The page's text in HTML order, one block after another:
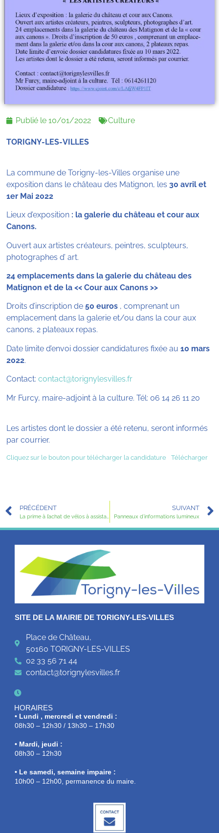
Publié le10/01/2022 Culture
TORIGNY-LES-VILLES
La commune de Torigny-les-Villes organise une
exposition dans le château des Matignon, les30 avril et
1er Mai 2022
Lieux d’exposition : la galerie du château et cour aux
Canons.
Ouvert aux artistes créateurs, peintres, sculpteurs,
photographes d’ art.
24 emplacements dans la galerie du château des
Matignon et de la << Cour aux Canons >>
Droits d’inscription de50 euros , comprenant un
emplace­ment dans la galerie et/ou dans la cour aux
canons, 2 plateaux repas.
Date limite d’envoi dossier candidatures fixée au10 mars
2022.
Contact:contact@torignylesvilles.fr
Mr Furcy, maire-adjoint à la culture. Tél: 06 14 26 11 20
Les artistes dont le dossier a été retenu, seront informés
par courrier.
Cliquez sur le bouton pour télécharger la candidature Télécharger
PRÉCÉDENT
La prime à l’achat de vélos à assistance électrique proposée par Saint-Lô Agglo est reconduite en 2022.
SUIVANT
Panneaux d’informations lumineux
SITE DE LA MAIRIE DE TORIGNY-LES-VILLES
Place de Château,
50160 TORIGNY-LES-VILLES
02 33 56 71 44
contact@torignylesvilles.fr
HORAIRES
• Lundi , mercredi et vendredi :
08h30 – 12h30 / 13h30 – 17h30
• Mardi, jeudi :
08h30 – 12h30
• Le samedi, semaine impaire :
10h00 – 12h00, permanence du maire.